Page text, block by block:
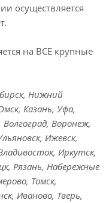
осуществляется
на ВСЕ крупные
Нижний
Казань, Уфа,
Воронеж,
Ижевск,
Иркутск,
Рязань, Набережные
Томск,
Иваново, Тверь,